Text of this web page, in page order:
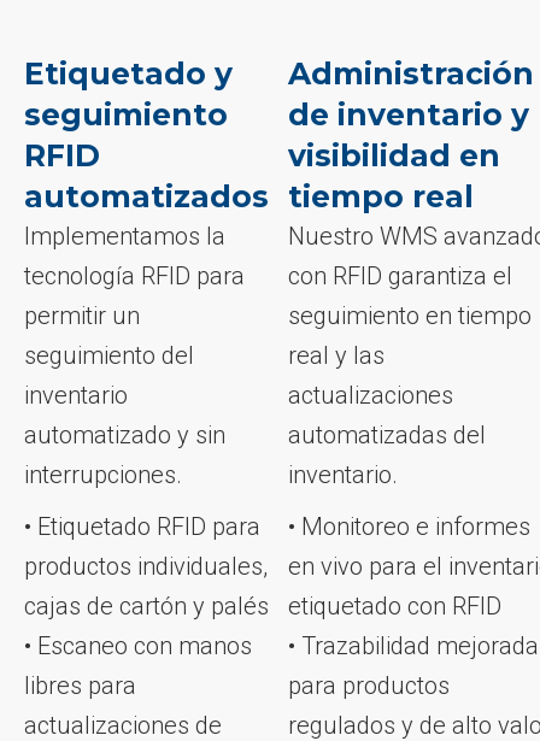
Etiquetado y
seguimiento
RFID
automatizados
Implementamos la
tecnología RFID para
permitir un
seguimiento del
inventario
automatizado y sin
interrupciones.
• Etiquetado RFID para
productos individuales,
cajas de cartón y palés
• Escaneo con manos
libres para
actualizaciones de
Administración
de inventario y
visibilidad en
tiempo real
Nuestro WMS
con RFID garantiza el
seguimiento en tiempo
real y las
actualizaciones
automatizadas del
inventario.
• Monitoreo e informes
en vivo para el
etiquetado con RFID
• Trazabilidad mejorada
para productos
regulados y de alto